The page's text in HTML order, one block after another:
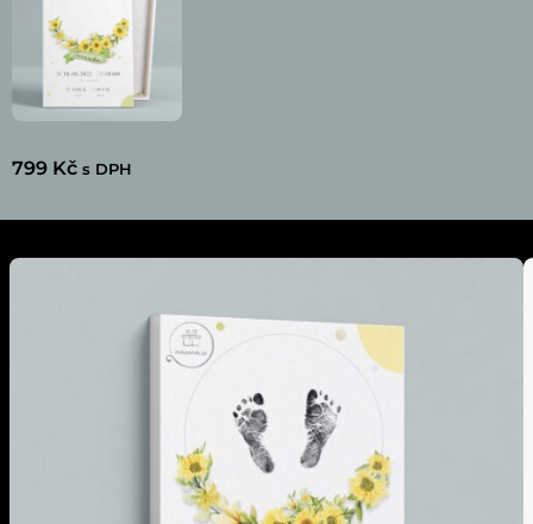
799 Kč s DPH